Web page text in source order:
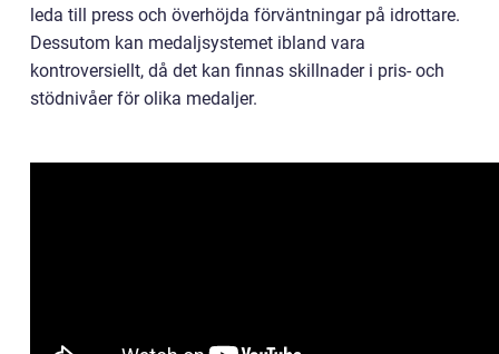
leda till press och överhöjda förväntningar på idrottare.
Dessutom kan medaljsystemet ibland vara
kontroversiellt, då det kan finnas skillnader i pris- och
stödnivåer för olika medaljer.